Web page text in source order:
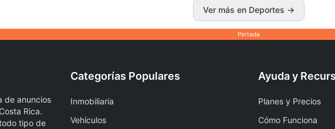
Portada
Ver más en Deportes →
de anuncios
Rica.
tipo de
Categorías Populares
Inmobiliaria
Vehículos
Ayuda y
Planes y Precios
Cómo Funciona